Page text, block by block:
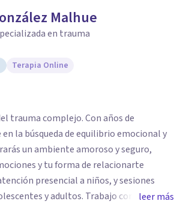
Malhue
en trauma
Terapia Online
trauma complejo. Con años de
la búsqueda de equilibrio emocional y
un ambiente amoroso y seguro,
y tu forma de relacionarte
y adultos. Trabajo con unleer más